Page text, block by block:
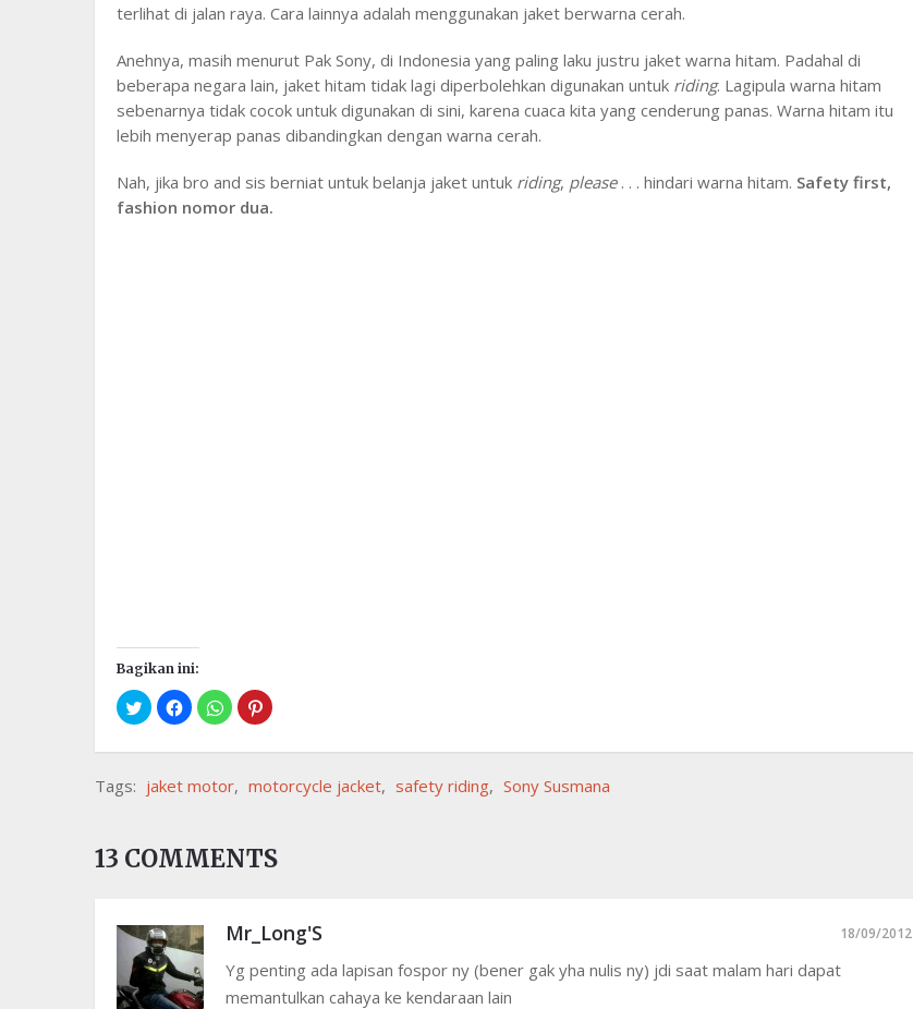
terlihat di jalan raya. Cara lainnya adalah menggunakan jaket berwarna cerah.
Anehnya, masih menurut Pak Sony, di Indonesia yang paling laku justru jaket warna hitam. Padahal di
beberapa negara lain, jaket hitam tidak lagi diperbolehkan digunakan untuk riding. Lagipula warna hitam
sebenarnya tidak cocok untuk digunakan di sini, karena cuaca kita yang cenderung panas. Warna hitam itu
lebih menyerap panas dibandingkan dengan warna cerah.
Nah, jika bro and sis berniat untuk belanja jaket untuk riding, please. . . hindari warna hitam. Safety first,
fashion nomor dua.
Bagikan ini:
Tags: jaket motor, motorcycle jacket, safety riding, Sony Susmana
13 COMMENTS
Mr_Long'S 18/09/2012
Yg penting ada lapisan fospor ny (bener gak yha nulis ny) jdi saat malam hari dapat
memantulkan cahaya ke kendaraan lain